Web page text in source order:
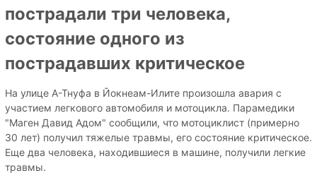
пострадали три человека,
состояние одного из
пострадавших критическое
На улице А-Тнуфа в Йокнеам-Илите произошла авария с
участием легкового автомобиля и мотоцикла. Парамедики
"Маген Давид Адом" сообщили, что мотоциклист (примерно
30 лет) получил тяжелые травмы, его состояние критическое.
Еще два человека, находившиеся в машине, получили легкие
травмы.